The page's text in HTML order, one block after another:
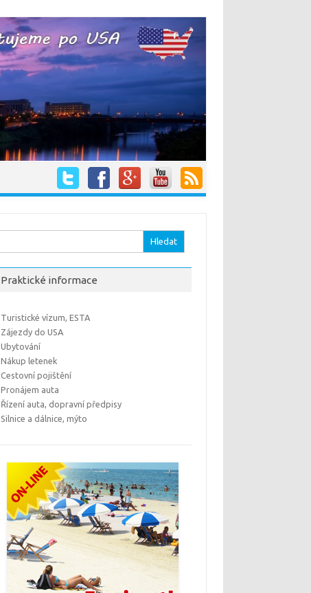
Praktické informace
Turistické vízum, ESTA
Zájezdy do USA
Ubytování
Nákup letenek
Cestovní pojištění
Pronájem auta
Řízení auta, dopravní předpisy
Silnice a dálnice, mýto